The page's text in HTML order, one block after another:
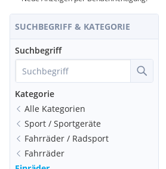
SUCHBEGRIFF & KATEGORIE
Suchbegriff
Kategorie
Alle Kategorien
Sport / Sportgeräte
Fahrräder / Radsport
Fahrräder